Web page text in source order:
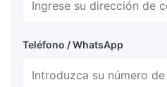
Teléfono / WhatsApp